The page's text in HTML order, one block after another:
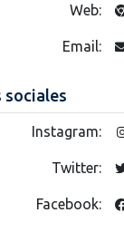
Web:
Email:
sociales
Instagram:
Twitter:
Facebook: